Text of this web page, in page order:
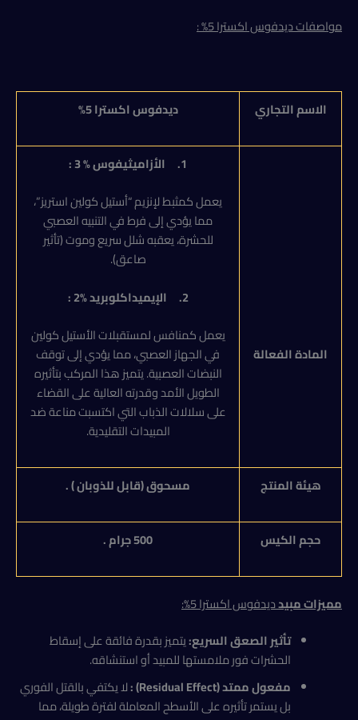
مواصفات ديدفوس اكسترا 5%
:
الاسم التجاري ديدفوس اكسترا 5%
المادة الفعالة
1. الأزاميثيفوس % 3 :
يعمل كمثبط لإنزيم “أستيل كولين استريز”،
مما يؤدي إلى فرط في التنبيه العصبي
للحشرة، يعقبه شلل سريع وموت (تأثير
صاعق).
2.
الإيميداكلوبريد %2 :
يعمل كمنافس لمستقبلات الأستيل كولين
في الجهاز العصبي، مما يؤدي إلى توقف
النبضات العصبية. يتميز هذا المركب بتأثيره
الطويل الأمد وقدرته العالية على القضاء
على سلالات الذباب التي اكتسبت مناعة ضد
المبيدات التقليدية.
هيئة المنتج مسحوق (قابل للذوبان ) .
حجم الكيس 500جرام .
مميزاتمبيدديدفوس اكسترا 5% :
تأثير الصعق السريع:يتميز بقدرة فائقة على إسقاط
الحشرات فور ملامستها للمبيد أو استنشاقه.
مفعول ممتد(Residual Effect)
:لا يكتفي بالقتل الفوري
بل يستمر تأثيره على الأسطح المعاملة لفترة طويلة، مما